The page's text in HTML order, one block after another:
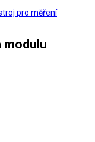
modulu